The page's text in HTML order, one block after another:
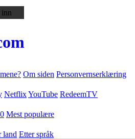
Om siden Personvernserklæring
NetflixYouTube RedeemTV
Mest populære
land Etter språk